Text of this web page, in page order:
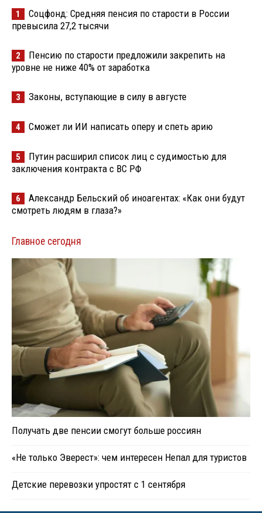
1
Соцфонд: Средняя пенсия по старости в России
превысила 27,2 тысячи
2
Пенсию по старости предложили закрепить на
уровне не ниже 40% от заработка
3 Законы, вступающие в силу в августе
4 Сможет ли ИИ написать оперу и спеть арию
5
Путин расширил список лиц с судимостью для
заключения контракта с ВС РФ
6
Александр Бельский об иноагентах: «Как они будут
смотреть людям в глаза?»
Главное сегодня
Получать две пенсии смогут больше россиян
«Не только Эверест»: чем интересен Непал для туристов
Детские перевозки упростят с 1 сентября